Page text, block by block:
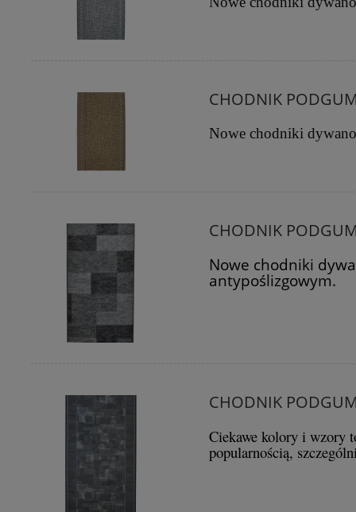
CHODNIK
Nowe chodniki
CHODNIK
Nowe chodniki
antypoślizgowym.
CHODNIK
Ciekawe kolory i wzory
popularnością,